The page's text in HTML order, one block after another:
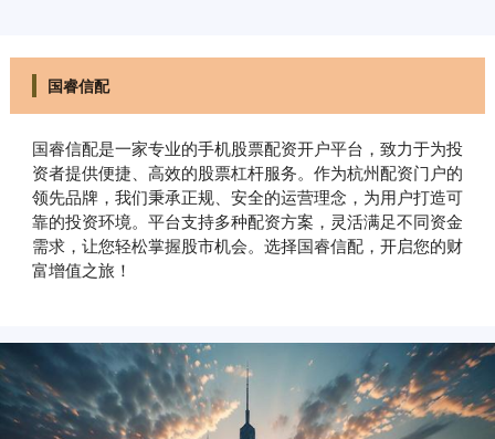
国睿信配
国睿信配是一家专业的手机股票配资开户平台，致力于为投
资者提供便捷、高效的股票杠杆服务。作为杭州配资门户的
领先品牌，我们秉承正规、安全的运营理念，为用户打造可
靠的投资环境。平台支持多种配资方案，灵活满足不同资金
需求，让您轻松掌握股市机会。选择国睿信配，开启您的财
富增值之旅！